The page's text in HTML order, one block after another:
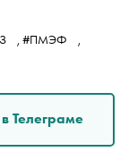
, #ПМЭФ
,
Телеграме